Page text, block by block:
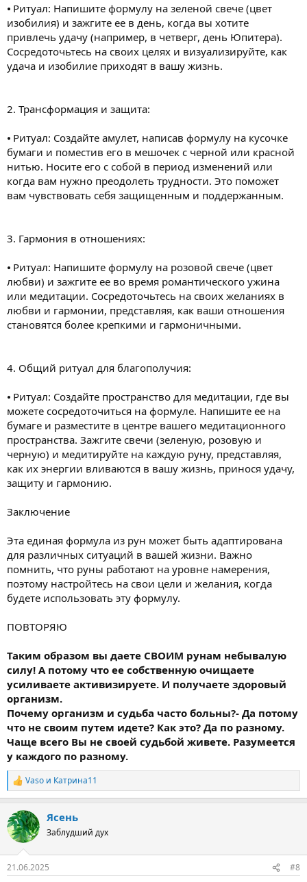
⦁ Ритуал: Напишите формулу на зеленой свече (цвет
изобилия) и зажгите ее в день, когда вы хотите
привлечь удачу (например, в четверг, день Юпитера).
Сосредоточьтесь на своих целях и визуализируйте, как
удача и изобилие приходят в вашу жизнь.
2. Трансформация и защита:
⦁ Ритуал: Создайте амулет, написав формулу на кусочке
бумаги и поместив его в мешочек с черной или красной
нитью. Носите его с собой в период изменений или
когда вам нужно преодолеть трудности. Это поможет
вам чувствовать себя защищенным и поддержанным.
3. Гармония в отношениях:
⦁ Ритуал: Напишите формулу на розовой свече (цвет
любви) и зажгите ее во время романтического ужина
или медитации. Сосредоточьтесь на своих желаниях в
любви и гармонии, представляя, как ваши отношения
становятся более крепкими и гармоничными.
4. Общий ритуал для благополучия:
⦁ Ритуал: Создайте пространство для медитации, где вы
можете сосредоточиться на формуле. Напишите ее на
бумаге и разместите в центре вашего медитационного
пространства. Зажгите свечи (зеленую, розовую и
черную) и медитируйте на каждую руну, представляя,
как их энергии вливаются в вашу жизнь, принося удачу,
защиту и гармонию.
Заключение
Эта единая формула из рун может быть адаптирована
для различных ситуаций в вашей жизни. Важно
помнить, что руны работают на уровне намерения,
поэтому настройтесь на свои цели и желания, когда
будете использовать эту формулу.
ПОВТОРЯЮ
Таким образом вы даете СВОИМ рунам небывалую
силу! А потому что ее собственную очищаете
усиливаете активизируете. И получаете здоровый
организм.
Почему организм и судьба часто больны?- Да потому
что не своим путем идете? Как это? Да по разному.
Чаще всего Вы не своей судьбой живете. Разумеется
у каждого по разному.
Р
е
к
ц
и
Vaso и Катрина11
Ясень
Заблудший дух
21.06.2025 #8